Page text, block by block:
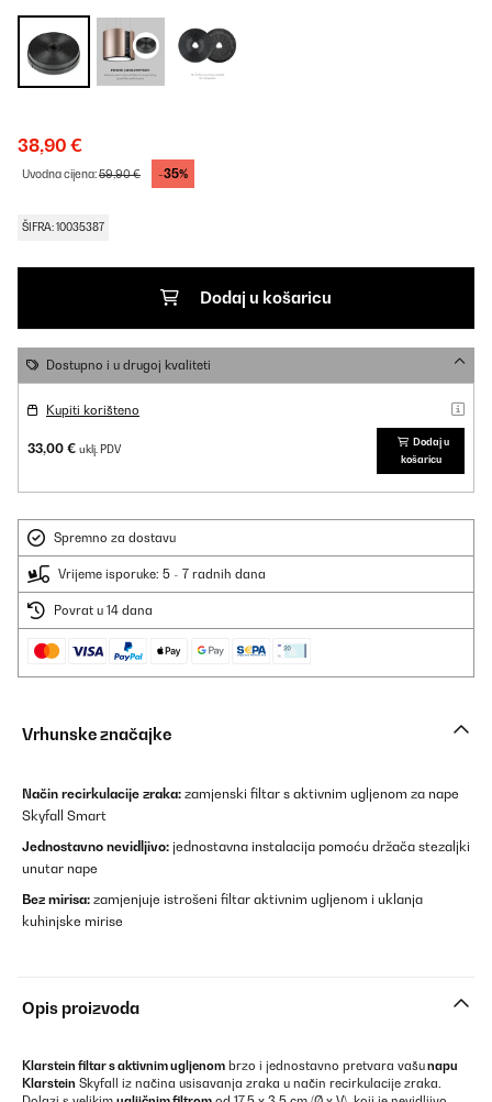
38,90 €
Uvodna cijena:59,90 € -35%
ŠIFRA: 10035387
Dodaj u košaricu
Dostupno i u drugoj kvaliteti
Kupiti korišteno
33,00 € uklj. PDV
Dodaj u
košaricu
Spremno za dostavu
Vrijeme isporuke: 5 - 7 radnih dana
Povrat u 14 dana
Vrhunske značajke
Način recirkulacije zraka: zamjenski filtar s aktivnim ugljenom za nape
Skyfall Smart
Jednostavno nevidljivo: jednostavna instalacija pomoću držača stezaljki
unutar nape
Bez mirisa: zamjenjuje istrošeni filtar aktivnim ugljenom i uklanja
kuhinjske mirise
Opis proizvoda
Klarstein filtar s aktivnim ugljenom brzo i jednostavno pretvara vašunapu
Klarstein Skyfall iz načina usisavanja zraka u način recirkulacije zraka.